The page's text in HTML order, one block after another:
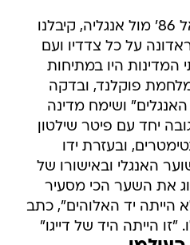
במשחק רבע גמר מונדיאל 86' מול אנגליה, קיבלנו
על כל צדדיו ועם
המדינות היו במתיחות
פוקלנד, ובדקה
האנגלים" ושימח מדינה
יחד עם פיטר שילטון
גבוה ממנו ב-17 סנטימטרים, ובעזרת ידו
האנגלי ובאישורו של
את השער הכי מסעיר
הייתה יד האלוהים", כתב
הייתה היד של דייגו"